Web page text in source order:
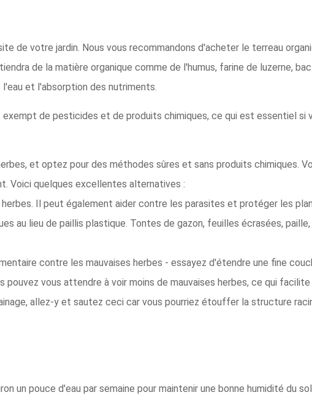
de votre jardin. Nous vous recommandons d'acheter le terreau
de la matière organique comme de l'humus, farine de luzerne,
et l'absorption des nutriments.
de pesticides et de produits chimiques, ce qui est essentiel si
et optez pour des méthodes sûres et sans produits chimiques.
Voici quelques excellentes alternatives :
Il peut également aider contre les parasites et protéger les
au lieu de paillis plastique. Tontes de gazon, feuilles écrasées,
contre les mauvaises herbes - essayez d'étendre une fine
pouvez vous attendre à voir moins de mauvaises herbes, ce qui facilite
allez-y et sautez ceci car vous pourriez étouffer la structure
un pouce d'eau par semaine pour maintenir une bonne humidité du